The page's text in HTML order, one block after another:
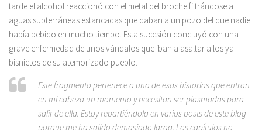
tarde el alcohol reaccionó con el metal del broche filtrándose a
aguas subterráneas estancadas que daban a un pozo del que nadie
había bebido en mucho tiempo. Esta sucesión concluyó con una
grave enfermedad de unos vándalos que iban a asaltar a los ya
bisnietos de su atemorizado pueblo.
Este fragmento pertenece a una de esas historias que entran
en mi cabeza un momento y necesitan ser plasmadas para
salir de ella. Estoy repartiéndola en varios posts de este blog
porque me ha salido demasiado larga. Los capítulos no